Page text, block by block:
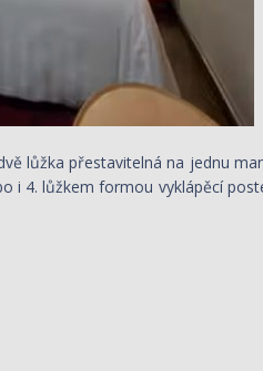
lůžka přestavitelná na jednu
i 4. lůžkem formou vyklápěcí